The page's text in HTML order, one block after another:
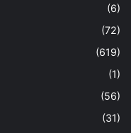
(6)
(72)
(619)
(1)
(56)
(31)